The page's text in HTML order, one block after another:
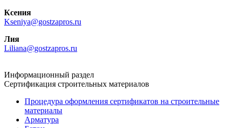
Ксения
Kseniya@gostzapros.ru
Лия
Liliana@gostzapros.ru
Информационный раздел
Сертификация строительных материалов
Процедура оформления сертификатов на строительные
материалы
Арматура